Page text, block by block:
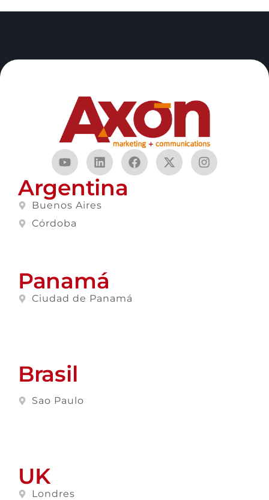
Argentina
Buenos Aires
Córdoba
Panamá
Ciudad de Panamá
Brasil
Sao Paulo
UK
Londres